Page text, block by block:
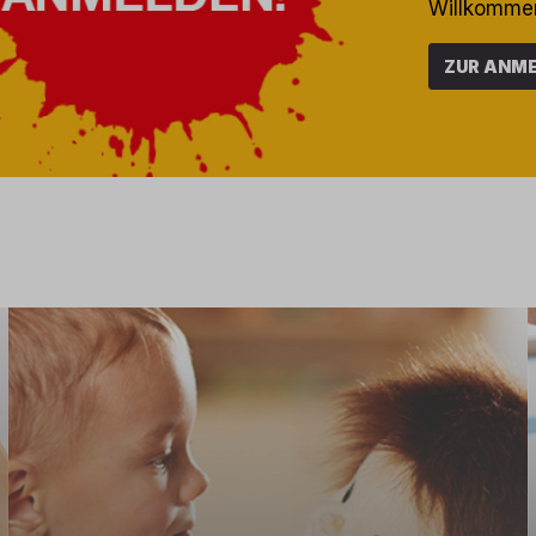
ZUR
Zu JOYK Empathiepuppen /